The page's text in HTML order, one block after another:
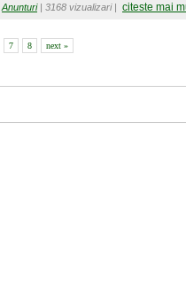
Anunturi| 3168 vizualizari | citeste mai
7 8 next »